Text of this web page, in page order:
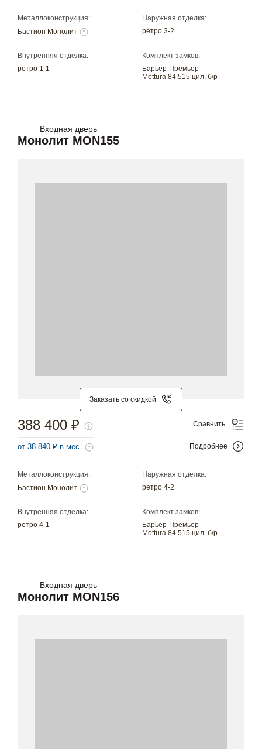
Металлоконструкция:
Бастион Монолит
Наружная отделка:
ретро 3-2
Внутренняя отделка:
ретро 1-1
Комплект замков:
Барьер-Премьер
Mottura 84.515 цил. б/р
Входная дверь
Монолит MON155
Заказать со скидкой
Металлоконструкция:
Бастион Монолит
Наружная отделка:
ретро 4-2
Внутренняя отделка:
ретро 4-1
Комплект замков:
Барьер-Премьер
Mottura 84.515 цил. б/р
388 400 ₽
от 38 840 ₽ в мес.
Сравнить
Подробнее
Входная дверь
Монолит MON156